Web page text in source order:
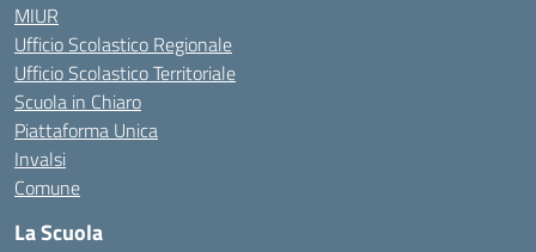
MIUR
Ufficio Scolastico Regionale
Ufficio Scolastico Territoriale
Scuola in Chiaro
Piattaforma Unica
Invalsi
Comune
La Scuola